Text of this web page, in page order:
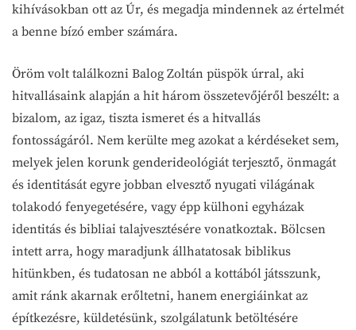
kihívásokban ott az Úr, és megadja mindennek az értelmét
a benne bízó ember számára.
Öröm volt találkozni Balog Zoltán püspök úrral, aki
hitvallásaink alapján a hit három összetevőjéről beszélt: a
bizalom, az igaz, tiszta ismeret és a hitvallás
fontosságáról. Nem kerülte meg azokat a kérdéseket sem,
melyek jelen korunk genderideológiát terjesztő, önmagát
és identitását egyre jobban elvesztő nyugati világának
tolakodó fenyegetésére, vagy épp külhoni egyházak
identitás és bibliai talajvesztésére vonatkoztak. Bölcsen
intett arra, hogy maradjunk állhatatosak biblikus
hitünkben, és tudatosan ne abból a kottából játsszunk,
amit ránk akarnak erőltetni, hanem energiáinkat az
építkezésre, küldetésünk, szolgálatunk betöltésére